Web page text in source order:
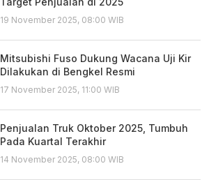
19 November 2025, 08:00 WIB
Mitsubishi Fuso Dukung Wacana Uji Kir
Dilakukan di Bengkel Resmi
17 November 2025, 11:00 WIB
Penjualan Truk Oktober 2025, Tumbuh
Pada Kuartal Terakhir
14 November 2025, 08:00 WIB